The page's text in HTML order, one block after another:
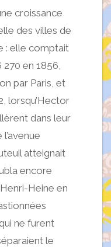
croissance
des villes de
: elle comptait
en 1856,
par Paris, et
lorsqu’Hector
dans leur
atteignait
encore
Heine en
ne furent
le